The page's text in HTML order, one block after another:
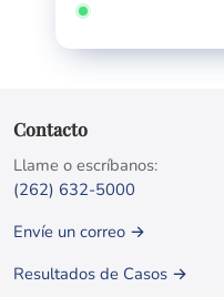
Disponible 24/7 ·
Contacto
Llame o escríbanos:
(262) 632-5000
Envíe un correo →
Resultados de Casos →